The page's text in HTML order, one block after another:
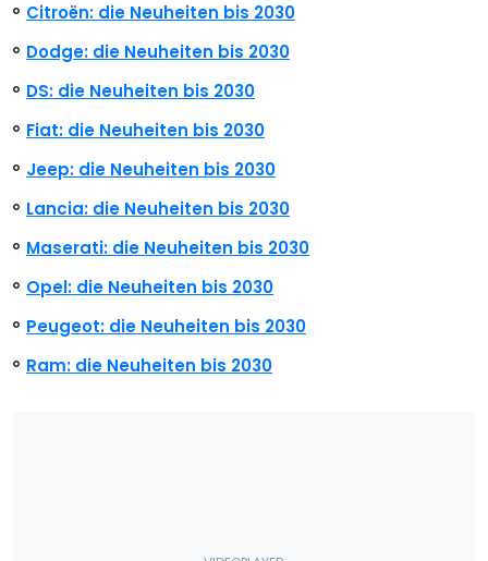
Citroën: die Neuheiten bis 2030
Dodge: die Neuheiten bis 2030
DS: die Neuheiten bis 2030
Fiat: die Neuheiten bis 2030
Jeep: die Neuheiten bis 2030
Lancia: die Neuheiten bis 2030
Maserati: die Neuheiten bis 2030
Opel: die Neuheiten bis 2030
Peugeot: die Neuheiten bis 2030
Ram: die Neuheiten bis 2030